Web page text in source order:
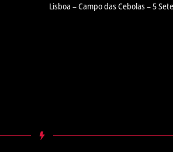
Lisboa – Campo das Cebolas – 5